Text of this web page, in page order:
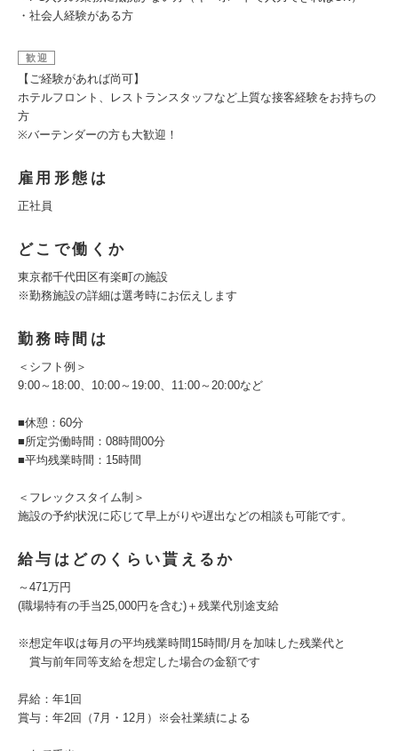
・社会人経験がある方
歓迎
【ご経験があれば尚可】
ホテルフロント、レストランスタッフなど上質な接客経験をお持ちの
方
※バーテンダーの方も大歓迎！
雇用形態は
正社員
どこで働くか
東京都千代田区有楽町の施設
※勤務施設の詳細は選考時にお伝えします
勤務時間は
＜シフト例＞
9:00～18:00、10:00～19:00、11:00～20:00など
■休憩：60分
■所定労働時間：08時間00分
■平均残業時間：15時間
＜フレックスタイム制＞
施設の予約状況に応じて早上がりや遅出などの相談も可能です。
給与はどのくらい貰えるか
～471万円
(職場特有の手当25,000円を含む)＋残業代別途支給
※想定年収は毎月の平均残業時間15時間/月を加味した残業代と
賞与前年同等支給を想定した場合の金額です
昇給：年1回
賞与：年2回（7月・12月）※会社業績による